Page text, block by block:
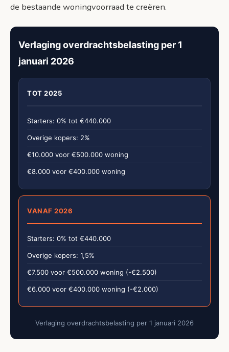
de bestaande woningvoorraad te creëren.
Verlaging overdrachtsbelasting per 1
januari 2026
TOT 2025
Starters: 0% tot €440.000
Overige kopers: 2%
€10.000 voor €500.000 woning
€8.000 voor €400.000 woning
VANAF 2026
Starters: 0% tot €440.000
Overige kopers: 1,5%
€7.500 voor €500.000 woning (-€2.500)
€6.000 voor €400.000 woning (-€2.000)
Verlaging overdrachtsbelasting per 1 januari 2026